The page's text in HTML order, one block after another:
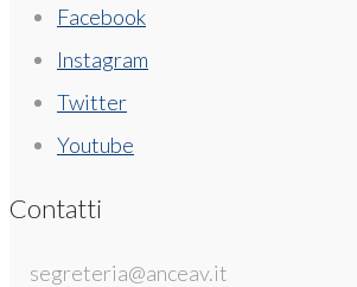
Facebook
Instagram
Twitter
Youtube
Contatti
segreteria@anceav.it